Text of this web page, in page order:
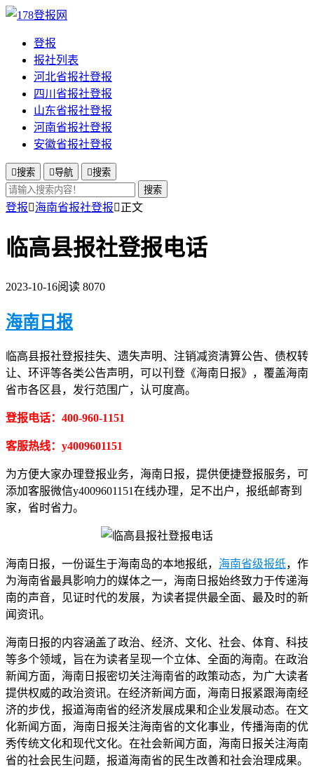
登报
报社列表
河北省报社登报
四川省报社登报
山东省报社登报
河南省报社登报
安徽省报社登报
搜索 导航 搜索
搜索
登报海南省报社登报正文
临高县报社登报电话
2023-10-16阅读 8070
海南日报
临高县报社登报挂失、遗失声明、注销减资清算公告、债权转
让、环评等各类公告声明，可以刊登《海南日报》，覆盖海南
省市各区县，发行范围广，认可度高。
登报电话：400-960-1151
客服热线：y4009601151
为方便大家办理登报业务，海南日报，提供便捷登报服务，可
添加客服微信y4009601151在线办理，足不出户，报纸邮寄到
家，省时省力。
海南日报，一份诞生于海南岛的本地报纸， 海南省级报纸，作
为海南省最具影响力的媒体之一，海南日报始终致力于传递海
南的声音，见证时代的发展，为读者提供最全面、最及时的新
闻资讯。
海南日报的内容涵盖了政治、经济、文化、社会、体育、科技
等多个领域，旨在为读者呈现一个立体、全面的海南。在政治
新闻方面，海南日报密切关注海南省的政策动态，为广大读者
提供权威的政治资讯。在经济新闻方面，海南日报紧跟海南经
济的步伐，报道海南省的经济发展成果和企业发展动态。在文
化新闻方面，海南日报关注海南省的文化事业，传播海南的优
秀传统文化和现代文化。在社会新闻方面，海南日报关注海南
省的社会民生问题，报道海南省的民生改善和社会治理成果。